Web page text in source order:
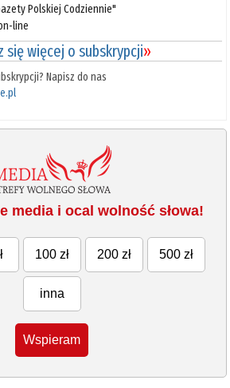
Polskiej Codziennie"
line
się więcej o subskrypcji»
Napisz do nas
media i ocal wolność słowa!
100 zł 200 zł 500 zł
inna
Wspieram